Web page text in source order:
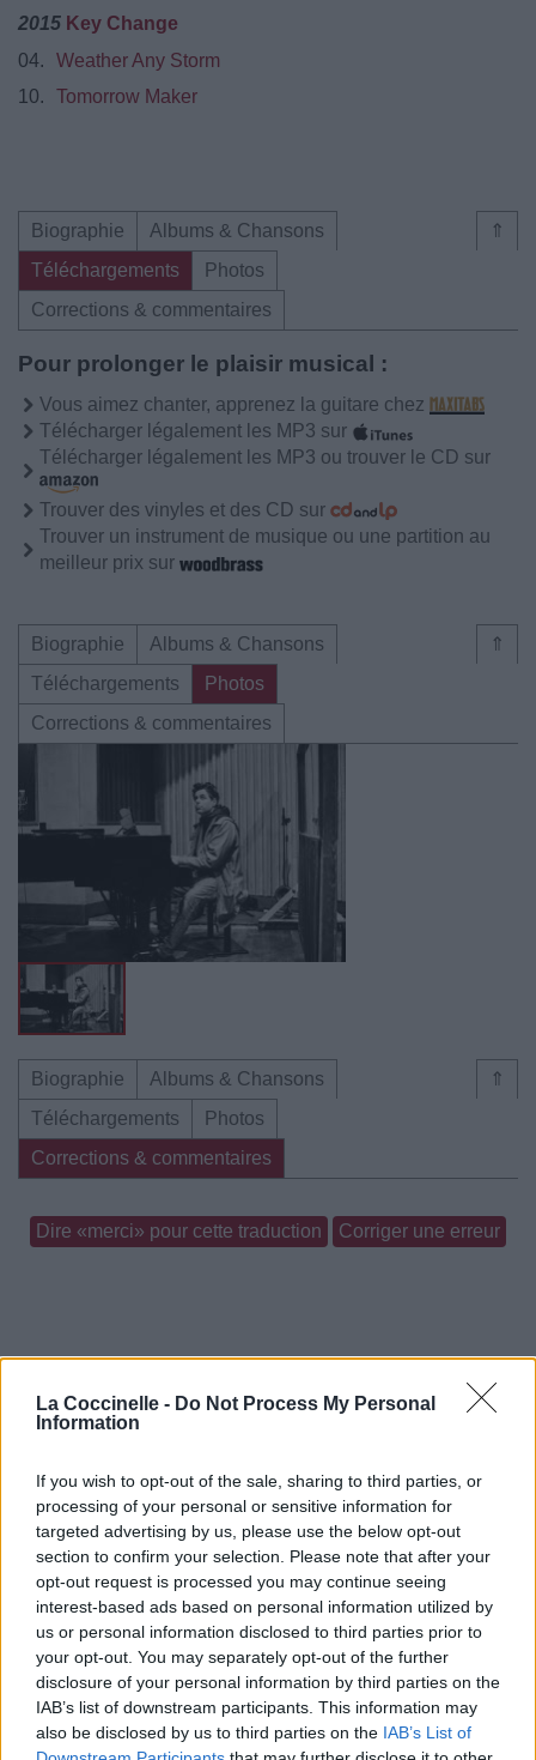
La Coccinelle - Do Not Process My Personal
Information
If you wish to opt-out of the sale, sharing to third parties, or
processing of your personal or sensitive information for
targeted advertising by us, please use the below opt-out
section to confirm your selection. Please note that after your
opt-out request is processed you may continue seeing
interest-based ads based on personal information utilized by
us or personal information disclosed to third parties prior to
your opt-out. You may separately opt-out of the further
disclosure of your personal information by third parties on the
IAB’s list of downstream participants. This information may
also be disclosed by us to third parties on the IAB’s List of
2015 Key Change
04.
Weather Any Storm
10.
Tomorrow Maker
⇑
Biographie
Albums & Chansons
Téléchargements
Photos
Corrections & commentaires
Pour prolonger le plaisir musical :
Vous aimez chanter, apprenez la guitare chez
Télécharger légalement les MP3 sur
Télécharger légalement les MP3 ou trouver le CD sur
Trouver des vinyles et des CD sur
Trouver un instrument de musique ou une partition au
meilleur prix sur
⇑
Biographie
Albums & Chansons
Téléchargements
Photos
Corrections & commentaires
⇑
Biographie
Albums & Chansons
Téléchargements
Photos
Corrections & commentaires
Dire «merci» pour cette traduction Corriger une erreur